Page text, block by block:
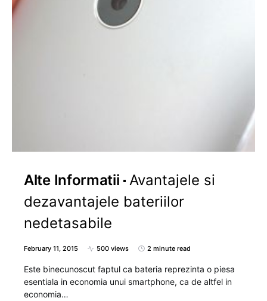
Alte Informatii Avantajele si
dezavantajele bateriilor
nedetasabile
February 11, 2015 500 views 2 minute read
Este binecunoscut faptul ca bateria reprezinta o piesa
esentiala in economia unui smartphone, ca de altfel in
economia…